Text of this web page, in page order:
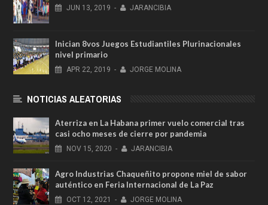
JUN 13, 2019 - JARANCIBIA
Inician 8vos Juegos Estudiantiles Plurinacionales
nivel primario
APR 22, 2019 - JORGE MOLINA
NOTICIAS ALEATORIAS
Aterriza en La Habana primer vuelo comercial tras
casi ocho meses de cierre por pandemia
NOV 15, 2020 - JARANCIBIA
Agro Industrias Chaqueñito propone miel de sabor
auténtico en Feria Internacional de La Paz
OCT 12, 2021 - JORGE MOLINA